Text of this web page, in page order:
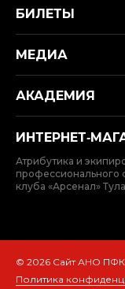
БИЛЕТЫ
МЕДИА
АКАДЕМИЯ
Атрибутика и
профессионального
клуба «Арсенал» Тула
© 2026 Сайт АНО ПФК
Политика